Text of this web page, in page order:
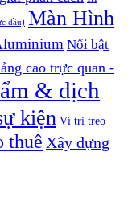
dầu) Màn Hình
Nổi bật
cao trực quan -
& dịch
kiện Ví trị treo
thuê Xây dựng